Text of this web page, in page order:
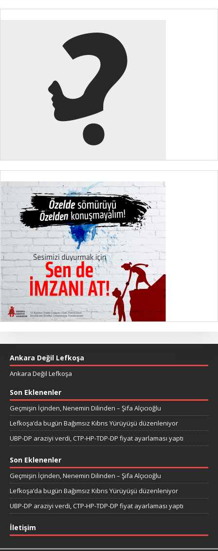
Ankara Değil Lefkoşa
Ankara Değil Lefkoşa
Son Eklenenler
Geçmişin İçinden, Nenemin Dilinden – Şifa Alçıcıoğlu
Lefkoşa’da bugün Bağımsız Kıbrıs Yürüyüşü düzenleniyor
UBP-DP araziyi verdi, CTP-HP-TDP-DP fiyat ayarlaması yaptı
Son Eklenenler
Geçmişin İçinden, Nenemin Dilinden – Şifa Alçıcıoğlu
Lefkoşa’da bugün Bağımsız Kıbrıs Yürüyüşü düzenleniyor
UBP-DP araziyi verdi, CTP-HP-TDP-DP fiyat ayarlaması yaptı
İletişim